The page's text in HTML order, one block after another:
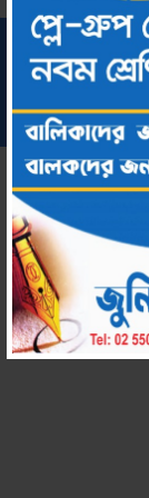
সর্বস্বত্ব